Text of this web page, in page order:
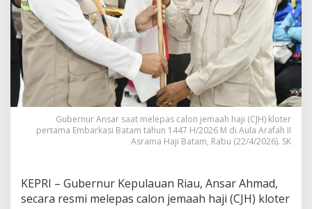
o
t
e
e
r
a
n
a
i
2
Gubernur Ansar saat melepas calon jemaah haji (CJH) kloter
pertama Embarkasi Batam tahun 1447 H/2026 M di Aula Arafah II
Asrama Haji Batam, Rabu (22/4/2026). SK
KEPRI – Gubernur Kepulauan Riau, Ansar Ahmad,
secara resmi melepas calon jemaah haji (CJH) kloter